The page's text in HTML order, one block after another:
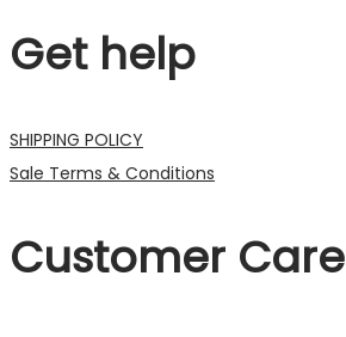
Get help
SHIPPING POLICY
Sale Terms & Conditions
Customer Care